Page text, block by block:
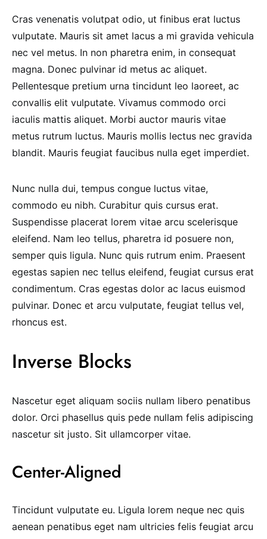
Cras venenatis volutpat odio, ut finibus erat luctus
vulputate. Mauris sit amet lacus a mi gravida vehicula
nec vel metus. In non pharetra enim, in consequat
magna. Donec pulvinar id metus ac aliquet.
Pellentesque pretium urna tincidunt leo laoreet, ac
convallis elit vulputate. Vivamus commodo orci
iaculis mattis aliquet. Morbi auctor mauris vitae
metus rutrum luctus. Mauris mollis lectus nec gravida
blandit. Mauris feugiat faucibus nulla eget imperdiet.
Nunc nulla dui, tempus congue luctus vitae,
commodo eu nibh. Curabitur quis cursus erat.
Suspendisse placerat lorem vitae arcu scelerisque
eleifend. Nam leo tellus, pharetra id posuere non,
semper quis ligula. Nunc quis rutrum enim. Praesent
egestas sapien nec tellus eleifend, feugiat cursus erat
condimentum. Cras egestas dolor ac lacus euismod
pulvinar. Donec et arcu vulputate, feugiat tellus vel,
rhoncus est.
Inverse Blocks
Nascetur eget aliquam sociis nullam libero penatibus
dolor. Orci phasellus quis pede nullam felis adipiscing
nascetur sit justo. Sit ullamcorper vitae.
Center-Aligned
Tincidunt vulputate eu. Ligula lorem neque nec quis
aenean penatibus eget nam ultricies felis feugiat arcu